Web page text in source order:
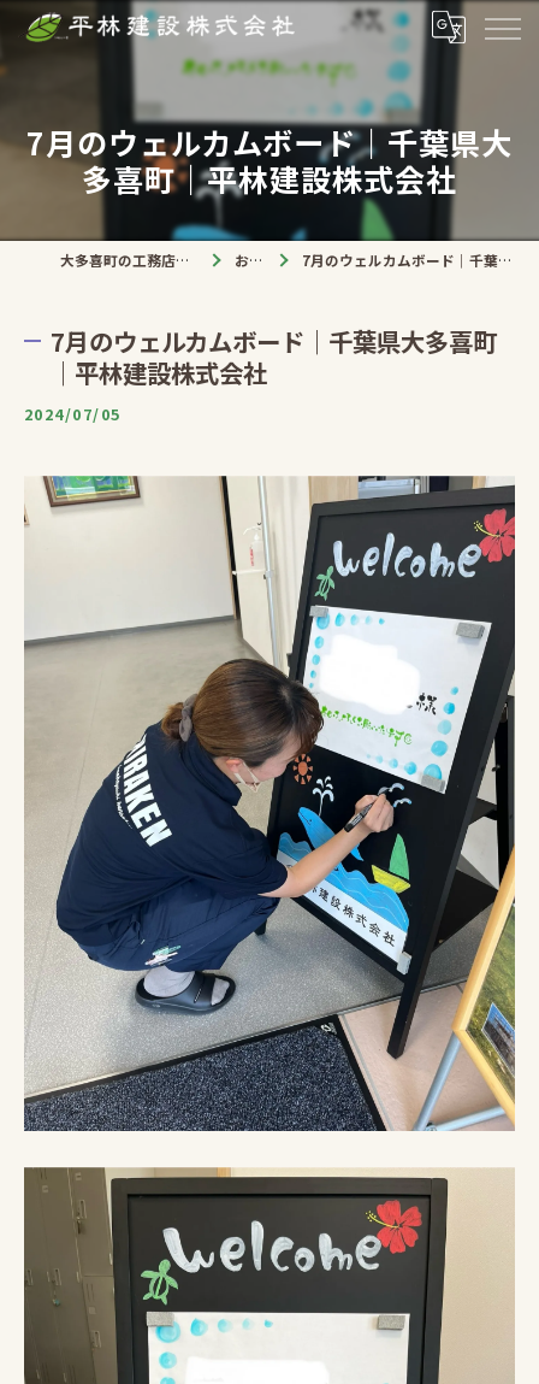
7月のウェルカムボード｜千葉県大
多喜町｜平林建設株式会社
大多喜町の工務店なら平林建設株式会社 お知らせ 7月のウェルカムボード｜千葉県大多喜町｜平林建設株式会社
7月のウェルカムボード｜千葉県大多喜町
｜平林建設株式会社
2024/07/05